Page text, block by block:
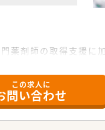
薬剤師の取得支援に
で10分ほどの場所に
しております。
があり連携が取れた
この求人に
問い合わせ